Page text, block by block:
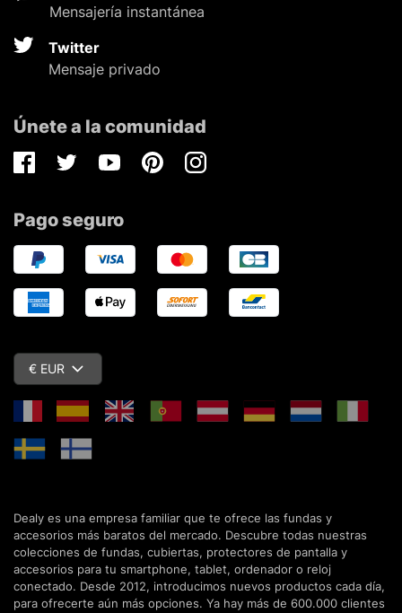
Mensajería instantánea
Twitter
Mensaje privado
Únete a la comunidad
FacebookTwitterYoutubePinterestInstagram
Pago seguro
€ EUR
Dealy es una empresa familiar que te ofrece las fundas y
accesorios más baratos del mercado. Descubre todas nuestras
colecciones de fundas, cubiertas, protectores de pantalla y
accesorios para tu smartphone, tablet, ordenador o reloj
conectado. Desde 2012, introducimos nuevos productos cada día,
para ofrecerte aún más opciones. Ya hay más de 600.000 clientes